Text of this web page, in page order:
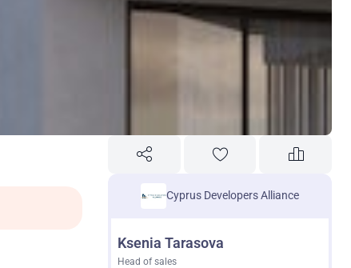
Cyprus Developers Alliance
Ksenia Tarasova
Head of sales